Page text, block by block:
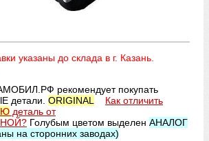
указаны до склада в г. Казань.
рекомендует покупать
детали. ORIGINAL
Как отличить
деталь от
Голубым цветом выделен АНАЛОГ
на сторонних заводах)